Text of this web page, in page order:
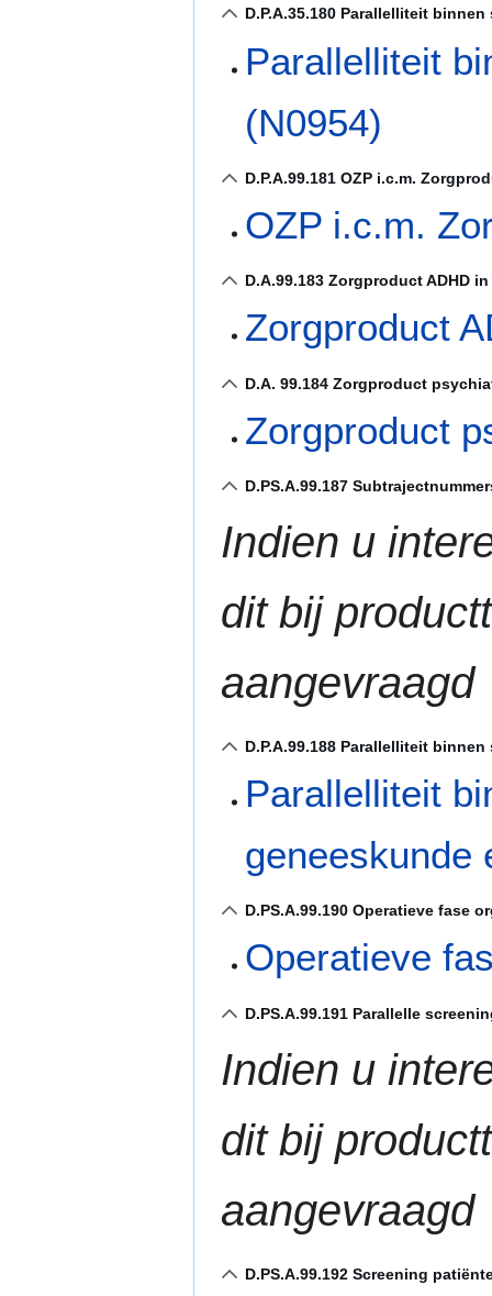
D.P.A.35.180 Parallelliteit
Parallelliteit
(N0954)
D.P.A.99.181 OZP i.c.m.
OZP i.c.m.
D.A.99.183 Zorgproduct ADHD in
Zorgproduct
D.A. 99.184 Zorgproduct
Zorgproduct
D.PS.A.99.187
Indien u
dit bij
aangevraagd
D.P.A.99.188 Parallelliteit
Parallelliteit
geneeskunde
D.PS.A.99.190 Operatieve fase
Operatieve
D.PS.A.99.191 Parallelle
Indien u
dit bij
aangevraagd
D.PS.A.99.192 Screening